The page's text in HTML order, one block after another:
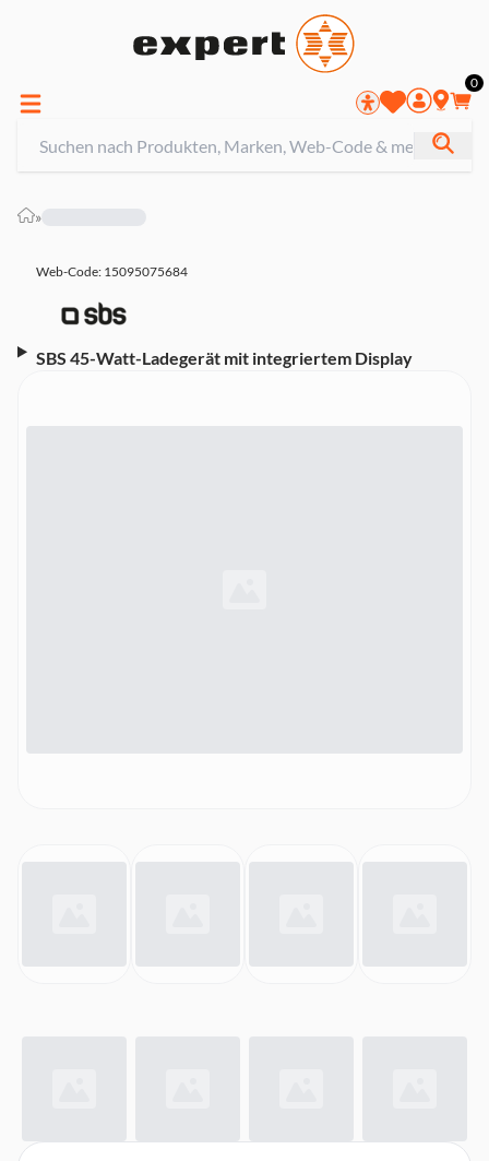
0
»
Web-Code: 15095075684
SBS 45-Watt-Ladegerät mit integriertem Display